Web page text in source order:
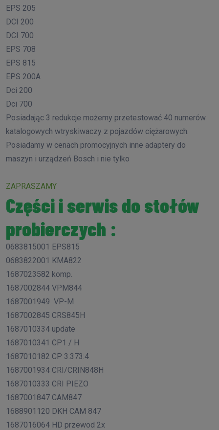
EPS 205
DCI 200
DCI 700
EPS 708
EPS 815
EPS 200A
Dci 200
Dci 700
Posiadając 3 redukcje możemy przetestować 40 numerów
katalogowych wtryskiwaczy z pojazdów ciężarowych.
Posiadamy w cenach promocyjnych inne adaptery do
maszyn i urządzeń Bosch i nie tylko
ZAPRASZAMY
Części i serwis do stołów
probierczych :
0683815001 EPS815
0683822001 KMA822
1687023582 komp.
1687002844 VPM844
1687001949 VP-M
1687002845 CRS845H
1687010334 update
1687010341 CP1 / H
1687010182 CP 3.373:4
1687001934 CRI/CRIN848H
1687010333 CRI PIEZO
1687001847 CAM847
1688901120 DKH CAM 847
1687016064 HD przewod 2x